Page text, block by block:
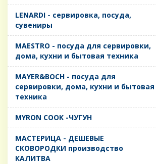
LENARDI - сервировка, посуда,
сувениры
MAESTRO - посуда для сервировки,
дома, кухни и бытовая техника
MAYER&BOCH - посуда для
сервировки, дома, кухни и бытовая
техника
MYRON COOK -ЧУГУН
MАСТЕРИЦА - ДЕШЕВЫЕ
СКОВОРОДКИ производство
КАЛИТВА